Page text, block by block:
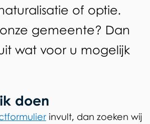
of optie.
gemeente? Dan
wat voor u mogelijk
doen
invult, dan zoeken wij